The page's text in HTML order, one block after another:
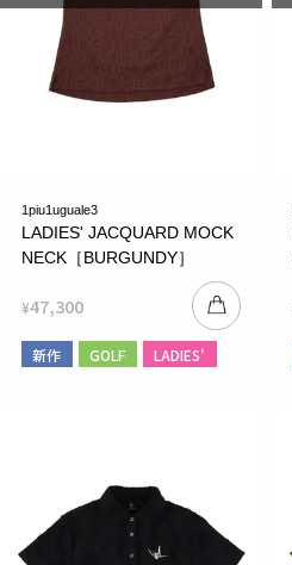
1piu1uguale3
LADIES' JACQUARD MOCK
NECK［BURGUNDY］
¥47,300
新作 GOLF LADIES'